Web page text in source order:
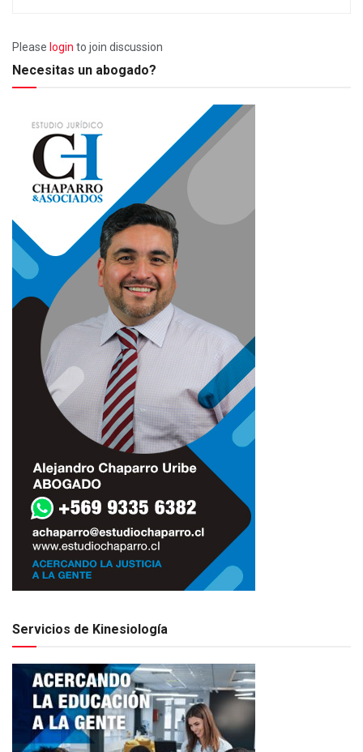
Please login to join discussion
Necesitas un abogado?
Servicios de Kinesiología